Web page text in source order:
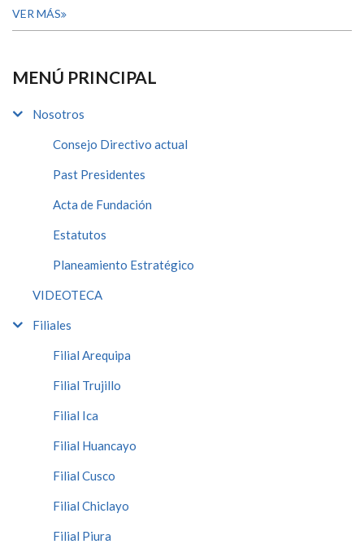
VER MÁS
MENÚ PRINCIPAL
Nosotros
Consejo Directivo actual
Past Presidentes
Acta de Fundación
Estatutos
Planeamiento Estratégico
VIDEOTECA
Filiales
Filial Arequipa
Filial Trujillo
Filial Ica
Filial Huancayo
Filial Cusco
Filial Chiclayo
Filial Piura